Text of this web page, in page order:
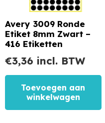
Avery 3009 Ronde
Etiket 8mm Zwart –
416 Etiketten
€3,36 incl. BTW
Toevoegen aan
winkelwagen